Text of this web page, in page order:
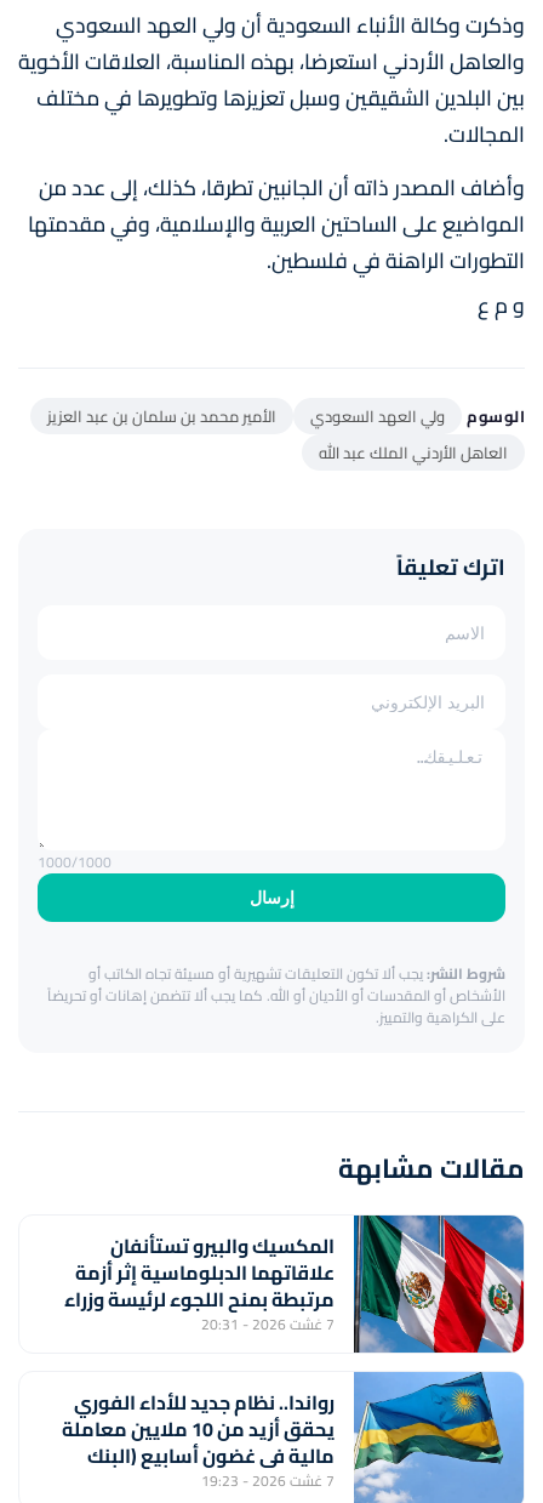
وذكرت وكالة الأنباء السعودية أن ولي العهد السعودي
والعاهل الأردني استعرضا، بهذه المناسبة، العلاقات الأخوية
بين البلدين الشقيقين وسبل تعزيزها وتطويرها في مختلف
المجالات.
وأضاف المصدر ذاته أن الجانبين تطرقا، كذلك، إلى عدد من
المواضيع على الساحتين العربية والإسلامية، وفي مقدمتها
التطورات الراهنة في فلسطين.
و م ع
الوسوم ولي العهد السعودي
الأمير محمد بن سلمان بن عبد العزيز
العاهل الأردني الملك عبد الله
اترك تعليقاً
إرسال
1000/1000
شروط النشر:يجب ألا تكون التعليقات تشهيرية أو مسيئة تجاه الكاتب أو
الأشخاص أو المقدسات أو الأديان أو الله. كما يجب ألا تتضمن إهانات أو تحريضاً
على الكراهية والتمييز.
مقالات مشابهة
المكسيك والبيرو تستأنفان
علاقاتهما الدبلوماسية إثر أزمة
مرتبطة بمنح اللجوء لرئيسة وزراء
بيروفية سابقة
7 غشت 2026 - 20:31
رواندا.. نظام جديد للأداء الفوري
يحقق أزيد من 10 ملايين معاملة
مالية في غضون أسابيع (البنك
المركزي)
7 غشت 2026 - 19:23